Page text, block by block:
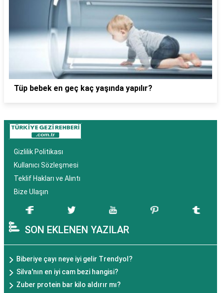
Tüp bebek en geç kaç yaşında yapılır?
Gizlilik Politikası
Kullanıcı Sözleşmesi
Teklif Hakları ve Alıntı
Bize Ulaşın
SON EKLENEN YAZILAR
Biberiye çayı neye iyi gelir Trendyol?
Silva'nın en iyi cam bezi hangisi?
Zuber protein bar kilo aldırır mı?